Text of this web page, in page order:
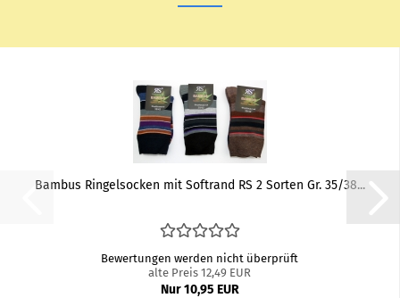
Bam­bus Rin­gel­so­cken mit Softrand RS 2 Sor­ten Gr. 35/38...
Bewertungen werden nicht überprüft
alte Preis 12,49 EUR
Nur 10,95 EUR